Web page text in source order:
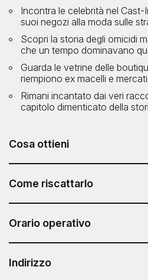
Incontra le celebrità nel
suoi negozi alla moda sulle
Scopri la storia degli omicidi
che un tempo dominavano
Guarda le vetrine delle
riempiono ex macelli e
Rimani incantato dai veri
capitolo dimenticato della
Cosa ottieni
tuo Sesame Attraction Pass.
Come riscattarlo
tuo account per prenotare il
Orario operativo
Durata: 2 ore
Indirizzo